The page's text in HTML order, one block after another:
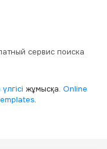
сервис поиска
үлгісі жұмысқа. Online
.